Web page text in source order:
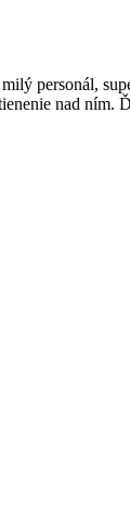
personál,
nad ním.